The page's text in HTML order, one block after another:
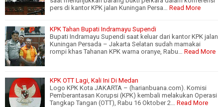
pers di kantor KPK jalan Kuningan Persa…
Read More
KPK Tahan Bupati Indramayu Supendi
Bupati Indramayu Supendi saat keluar dari kantor KPK jalan
Kuningan Persada – Jakarta Selatan sudah mamakai
rompi khas Tahanan KPK warna oranye, Rabu…
Read More
KPK OTT Lagi, Kali Ini Di Medan
Logo KPK Kota JAKARTA – (harianbuana.com). Komisi
Pemberantasan Korupsi (KPK) kembali melakukan Operasi
Tangkap Tangan (OTT), Rabu 16 Oktober 2…
Read More